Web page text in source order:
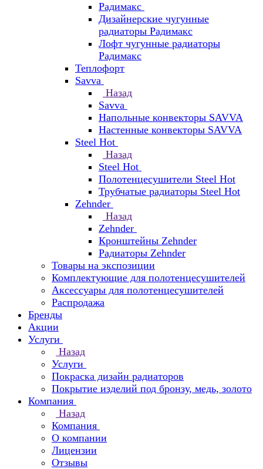
Радимакс
Дизайнерские чугунные
радиаторы Радимакс
Лофт чугунные радиаторы
Радимакс
Теплофорт
Savva
Назад
Savva
Напольные конвекторы SAVVA
Настенные конвекторы SAVVA
Steel Hot
Назад
Steel Hot
Полотенцесушители Steel Hot
Трубчатые радиаторы Steel Hot
Zehnder
Назад
Zehnder
Кронштейны Zehnder
Радиаторы Zehnder
Товары на экспозиции
Комплектующие для полотенцесушителей
Аксессуары для полотенцесушителей
Распродажа
Бренды
Акции
Услуги
Назад
Услуги
Покраска дизайн радиаторов
Покрытие изделий под бронзу, медь, золото
Компания
Назад
Компания
О компании
Лицензии
Отзывы